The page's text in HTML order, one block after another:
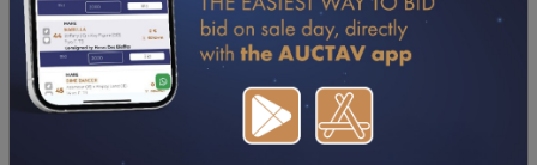
UPDATES (DEPUIS 08/07/2022)
07/12/24 3ème
PRIX DE CASTILLONNES (VINCENNES -
GP) -FASCINOSO DE LOU(PRODIGIOUS x RIVIERA DE
PRIX DU SALON DU CHEVAL D'ANGERS